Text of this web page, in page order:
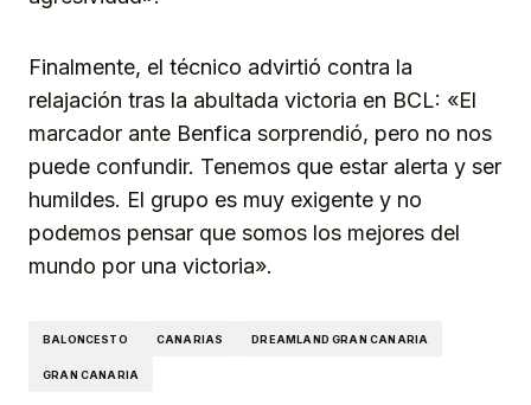
Finalmente, el técnico advirtió contra la
relajación tras la abultada victoria en BCL: «El
marcador ante Benfica sorprendió, pero no nos
puede confundir. Tenemos que estar alerta y ser
humildes. El grupo es muy exigente y no
podemos pensar que somos los mejores del
mundo por una victoria».
BALONCESTO CANARIAS DREAMLAND GRAN CANARIA
GRAN CANARIA